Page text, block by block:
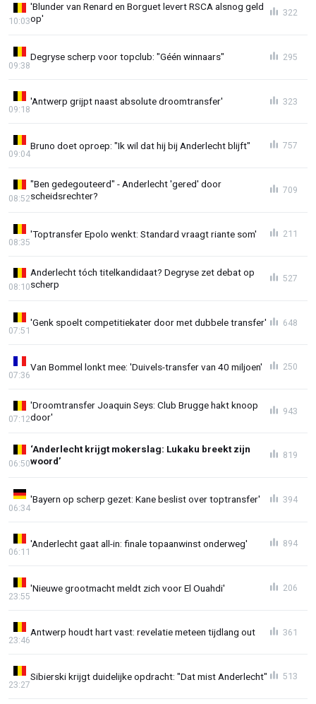
'Blunder van Renard en Borguet levert RSCA alsnog geld
op'
10:03
322
Degryse scherp voor topclub: "Géén winnaars"
09:38
295
'Antwerp grijpt naast absolute droomtransfer'
09:18
323
Bruno doet oproep: "Ik wil dat hij bij Anderlecht blijft"
09:04
757
"Ben gedegouteerd" - Anderlecht 'gered' door
scheidsrechter?
08:52
709
'Toptransfer Epolo wenkt: Standard vraagt riante som'
08:35
211
Anderlecht tóch titelkandidaat? Degryse zet debat op
scherp
08:10
527
'Genk spoelt competitiekater door met dubbele transfer'
07:51
648
Van Bommel lonkt mee: 'Duivels-transfer van 40 miljoen'
07:36
250
'Droomtransfer Joaquin Seys: Club Brugge hakt knoop
door'
07:12
943
‘Anderlecht krijgt mokerslag: Lukaku breekt zijn
woord’
06:50
819
'Bayern op scherp gezet: Kane beslist over toptransfer'
06:34
394
'Anderlecht gaat all-in: finale topaanwinst onderweg'
06:11
894
'Nieuwe grootmacht meldt zich voor El Ouahdi'
23:55
206
Antwerp houdt hart vast: revelatie meteen tijdlang out
23:46
361
Sibierski krijgt duidelijke opdracht: "Dat mist Anderlecht"
23:27
513